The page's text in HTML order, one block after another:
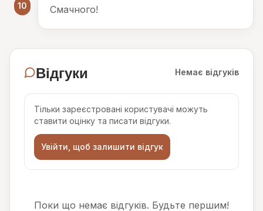
10 Смачного!
Відгуки Немає відгуків
Тільки зареєстровані користувачі можуть
ставити оцінку та писати відгуки.
Увійти, щоб залишити відгук
Поки що немає відгуків. Будьте першим!